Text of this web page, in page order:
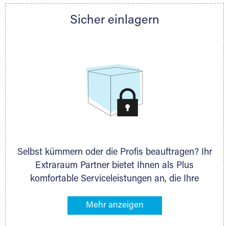
persönlich hinsichtlich Lagervolumen und zu
Sicher einlagern
Selbst kümmern oder die Profis beauftragen? Ihr
Extraraum Partner bietet Ihnen als Plus
komfortable Serviceleistungen an, die Ihre
gehören z. B. Verpackungsservice, Lieferung von